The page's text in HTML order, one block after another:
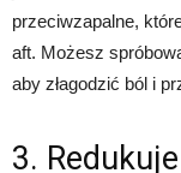
przeciwzapalne,
aft. Możesz
aby złagodzić ból i
3.